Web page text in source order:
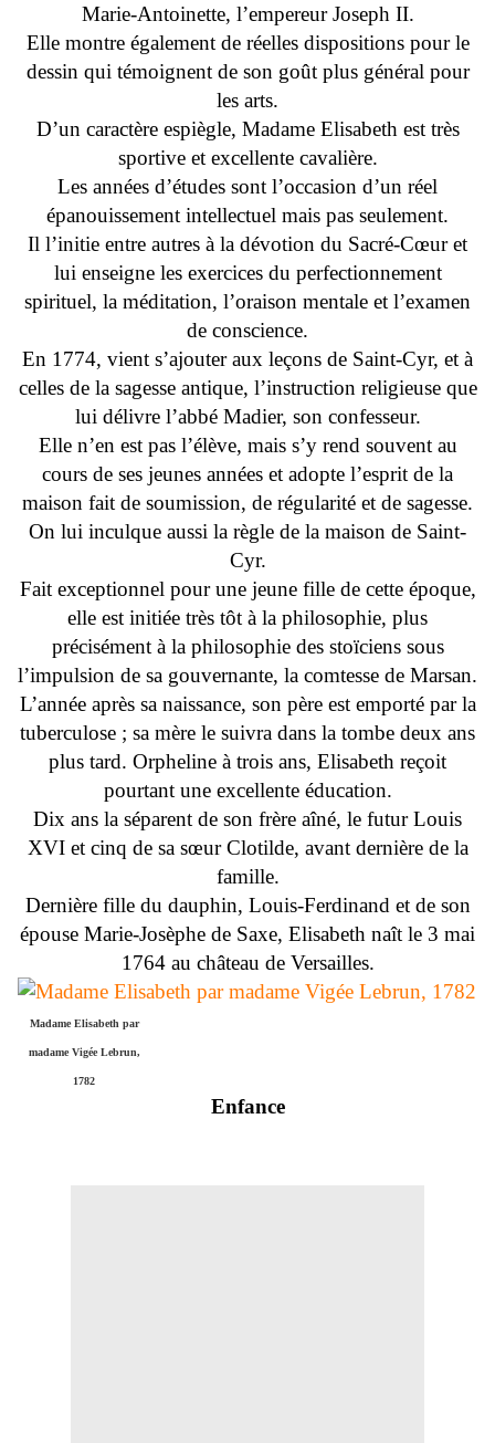
Marie-Antoinette, l’empereur Joseph II.
Elle montre également de réelles dispositions pour le
dessin qui témoignent de son goût plus général pour
les arts.
D’un caractère espiègle, Madame Elisabeth est très
sportive et excellente cavalière.
Les années d’études sont l’occasion d’un réel
épanouissement intellectuel mais pas seulement.
Il l’initie entre autres à la dévotion du Sacré-Cœur et
lui enseigne les exercices du perfectionnement
spirituel, la méditation, l’oraison mentale et l’examen
de conscience.
En 1774, vient s’ajouter aux leçons de Saint-Cyr, et à
celles de la sagesse antique, l’instruction religieuse que
lui délivre l’abbé Madier, son confesseur.
Elle n’en est pas l’élève, mais s’y rend souvent au
cours de ses jeunes années et adopte l’esprit de la
maison fait de soumission, de régularité et de sagesse.
On lui inculque aussi la règle de la maison de Saint-
Cyr.
Fait exceptionnel pour une jeune fille de cette époque,
elle est initiée très tôt à la philosophie, plus
précisément à la philosophie des stoïciens sous
l’impulsion de sa gouvernante, la comtesse de Marsan.
L’année après sa naissance, son père est emporté par la
tuberculose ; sa mère le suivra dans la tombe deux ans
plus tard. Orpheline à trois ans, Elisabeth reçoit
pourtant une excellente éducation.
Dix ans la séparent de son frère aîné, le futur Louis
XVI et cinq de sa sœur Clotilde, avant dernière de la
famille.
Dernière fille du dauphin, Louis-Ferdinand et de son
épouse Marie-Josèphe de Saxe, Elisabeth naît le 3 mai
1764 au château de Versailles.
Madame Elisabeth par
madame Vigée Lebrun,
1782
Enfance